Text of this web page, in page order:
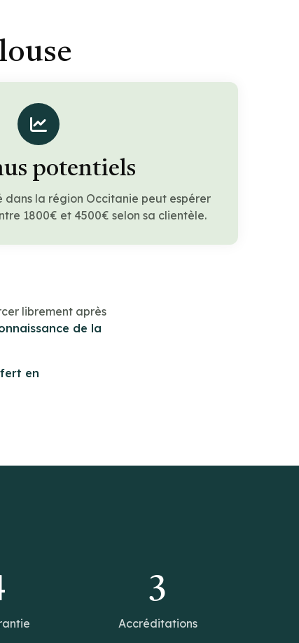
potentiels
dans la région Occitanie peut espérer
1800€ et 4500€ selon sa clientèle.
librement après
de la
en
3
Accréditations